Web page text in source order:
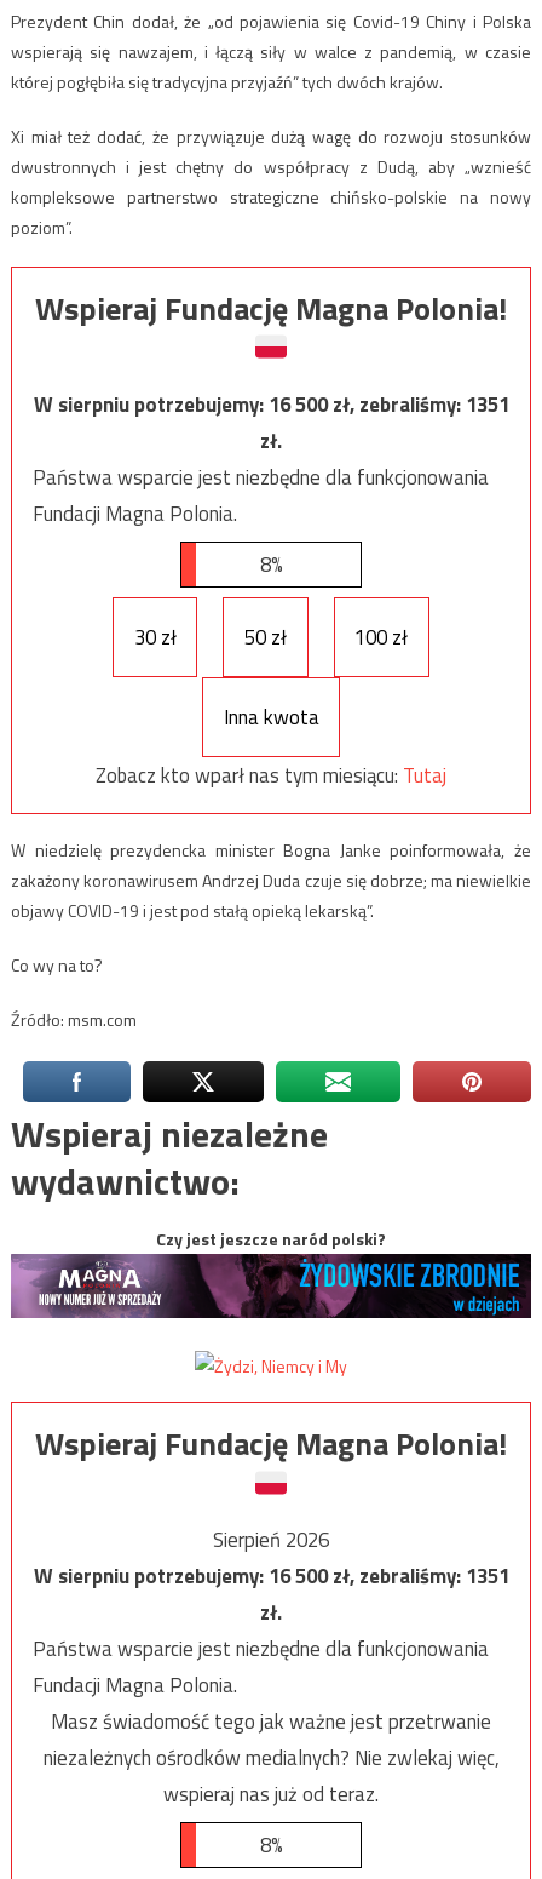
Prezydent Chin dodał, że „od pojawienia się Covid-19 Chiny i Polska
wspierają się nawzajem, i łączą siły w walce z pandemią, w czasie
której pogłębiła się tradycyjna przyjaźń” tych dwóch krajów.
Xi miał też dodać, że przywiązuje dużą wagę do rozwoju stosunków
dwustronnych i jest chętny do współpracy z Dudą, aby „wznieść
kompleksowe partnerstwo strategiczne chińsko-polskie na nowy
poziom”.
Wspieraj Fundację Magna Polonia!
W sierpniu potrzebujemy:16 500zł, zebraliśmy:1351
zł.
Państwa wsparcie jest niezbędne dla funkcjonowania
Fundacji Magna Polonia.
8%
30 zł 50 zł 100 zł
Inna kwota
Zobacz kto wparł nas tym miesiącu: Tutaj
W niedzielę prezydencka minister Bogna Janke poinformowała, że
zakażony koronawirusem Andrzej Duda czuje się dobrze; ma niewielkie
objawy COVID-19 i jest pod stałą opieką lekarską”.
Co wy na to?
Źródło: msm.com
Wspieraj niezależne
wydawnictwo:
Czy jest jeszcze naród polski?
Wspieraj Fundację Magna Polonia!
Sierpień 2026
W sierpniu potrzebujemy:16 500zł, zebraliśmy:1351
zł.
Państwa wsparcie jest niezbędne dla funkcjonowania
Fundacji Magna Polonia.
Masz świadomość tego jak ważne jest przetrwanie
niezależnych ośrodków medialnych? Nie zwlekaj więc,
wspieraj nas już od teraz.
8%